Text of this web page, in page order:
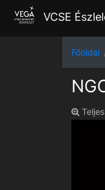
VCSE
Főoldal